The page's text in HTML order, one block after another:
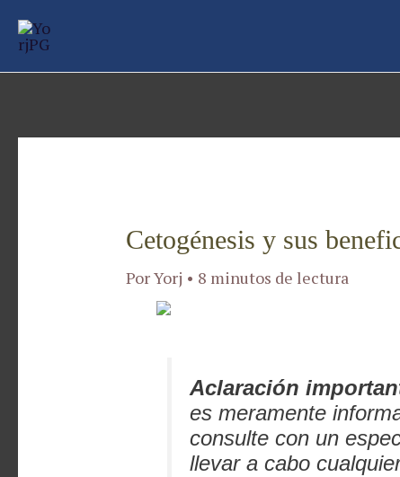
Cetogénesis y sus
PorYorj • 8 minutos de lectura
Aclaración
es meramente
consulte con un
llevar a cabo
de